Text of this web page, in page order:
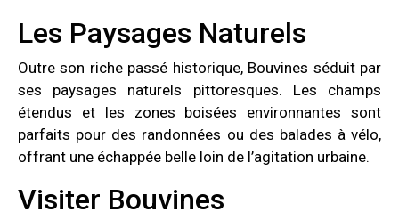
Les Paysages Naturels
Outre son riche passé historique, Bouvines séduit par
ses paysages naturels pittoresques. Les champs
étendus et les zones boisées environnantes sont
parfaits pour des randonnées ou des balades à vélo,
offrant une échappée belle loin de l’agitation urbaine.
Visiter Bouvines